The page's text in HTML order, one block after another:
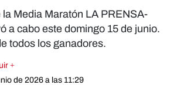
la Media Maratón LA PRENSA-
a cabo este domingo 15 de junio.
todos los ganadores.
+
de 2026 a las 11:29